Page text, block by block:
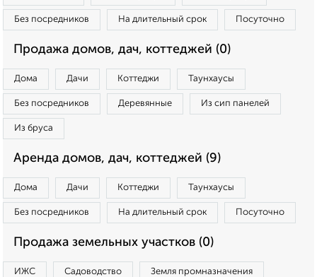
Без посредников На длительный срок Посуточно
Продажа домов, дач, коттеджей (0)
Дома Дачи Коттеджи Таунхаусы
Без посредников Деревянные Из сип панелей
Из бруса
Аренда домов, дач, коттеджей (9)
Дома Дачи Коттеджи Таунхаусы
Без посредников На длительный срок Посуточно
Продажа земельных участков (0)
ИЖС Садоводство Земля промназначения